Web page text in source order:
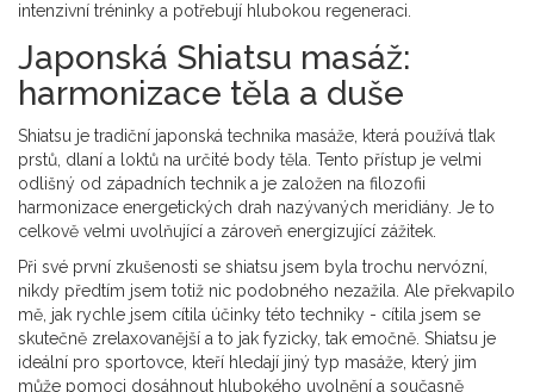
intenzivní tréninky a potřebují hlubokou regeneraci.
Japonská Shiatsu masáž:
harmonizace těla a duše
Shiatsu je tradiční japonská technika masáže, která používá tlak
prstů, dlaní a loktů na určité body těla. Tento přístup je velmi
odlišný od západních technik a je založen na filozofii
harmonizace energetických drah nazývaných meridiány. Je to
celkově velmi uvolňující a zároveň energizující zážitek.
Při své první zkušenosti se shiatsu jsem byla trochu nervózní,
nikdy předtím jsem totiž nic podobného nezažila. Ale překvapilo
mě, jak rychle jsem cítila účinky této techniky - cítila jsem se
skutečně zrelaxovanější a to jak fyzicky, tak emočně. Shiatsu je
ideální pro sportovce, kteří hledají jiný typ masáže, který jim
může pomoci dosáhnout hlubokého uvolnění a současně